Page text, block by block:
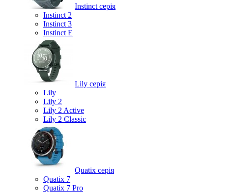
Instinct серія
Instinct 2
Instinct 3
Instinct E
Lily серія
Lily
Lily 2
Lily 2 Active
Lily 2 Classic
Quatix серія
Quatix 7
Quatix 7 Pro